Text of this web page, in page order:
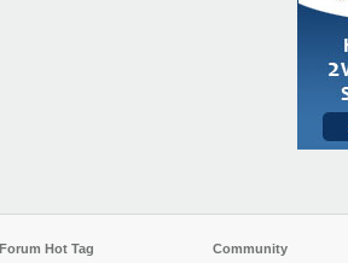
Forum Hot Tag
Community